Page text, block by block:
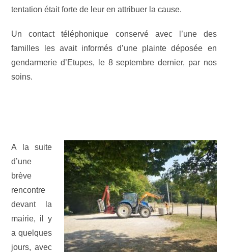
tentation était forte de leur en attribuer la cause.
Un contact téléphonique conservé avec l’une des
familles les avait informés d’une plainte déposée en
gendarmerie d’Etupes, le 8 septembre dernier, par nos
soins.
A la suite
d’une
brève
rencontre
devant la
mairie, il y
a quelques
jours, avec